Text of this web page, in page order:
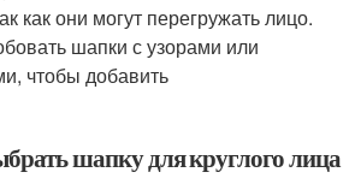
как они могут перегружать лицо.
шапки с узорами или
чтобы добавить
шапку для круглого лица